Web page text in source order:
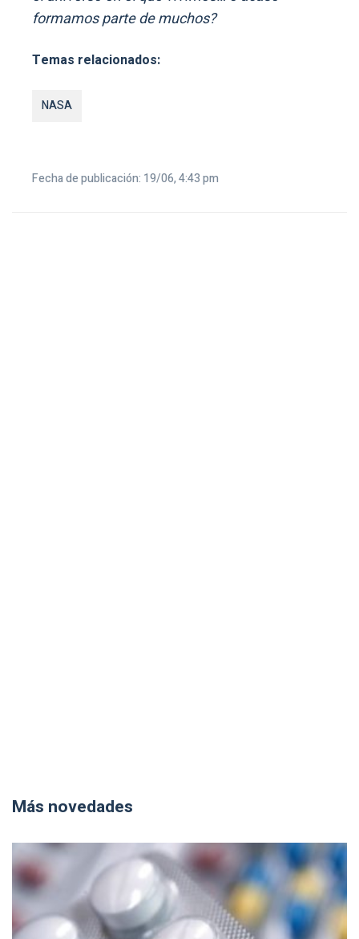
formamos parte de muchos?
Temas relacionados:
NASA
Fecha de publicación: 19/06, 4:43 pm
Más novedades